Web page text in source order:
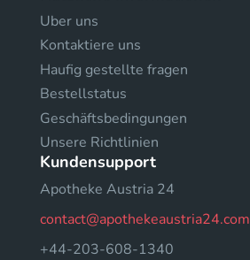
Uber uns
Kontaktiere uns
Haufig gestellte fragen
Bestellstatus
Geschäftsbedingungen
Unsere Richtlinien
Kundensupport
Apotheke Austria 24
contact@apothekeaustria24.com
+44-203-608-1340